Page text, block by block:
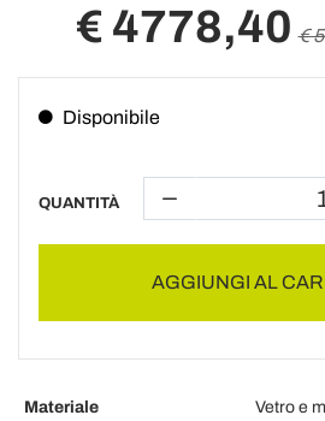
€ 4778,40 €
Disponibile
QUANTITÀ
AGGIUNGI AL
Materiale
Vetro e